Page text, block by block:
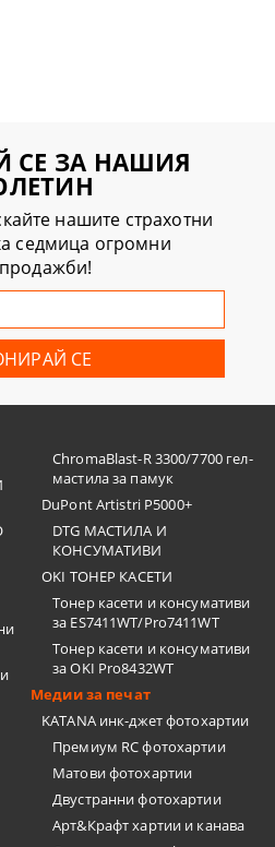
СЕ ЗА НАШИЯ
нашите страхотни
седмица огромни
ChromaBlast-R 3300/7700 гел-
мастила за памук
DuPont Artistri P5000+
DTG МАСТИЛА И
КОНСУМАТИВИ
OKI ТОНЕР КАСЕТИ
Тонер касети и консумативи
за ES7411WT/Pro7411WT
Тонер касети и консумативи
за OKI Pro8432WT
Медии за печат
KATANA инк-джет фотохартии
Премиум RC фотохартии
Матови фотохартии
Двустранни фотохартии
Арт&Крафт хартии и канава